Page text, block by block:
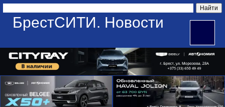
БрестСИТИ. Новости